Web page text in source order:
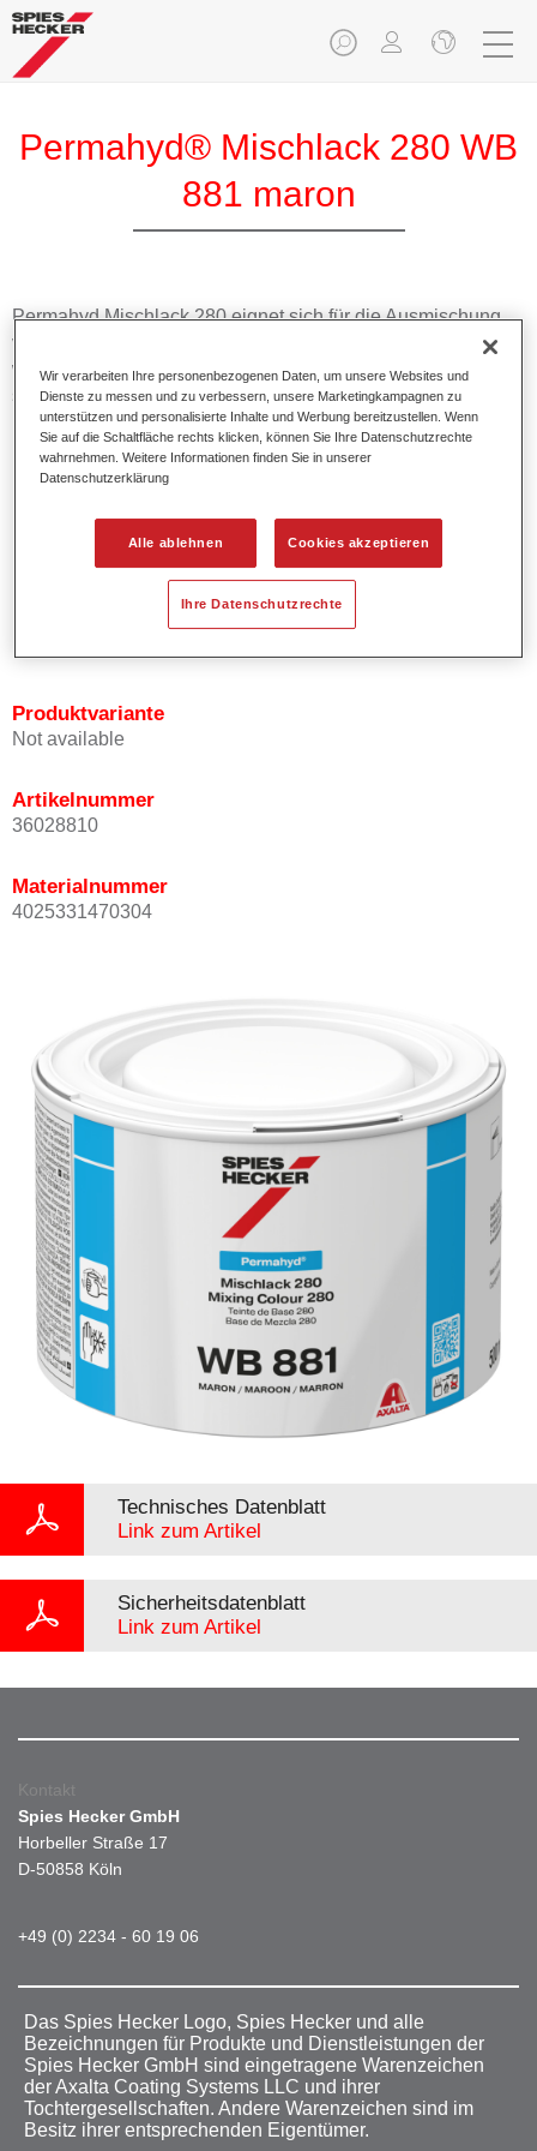
Permahyd® Mischlack 280 WB
881 maron
Permahyd Mischlack 280 eignet sich für die Ausmischung
von Permahyd Perlmutt Basislack 285, einem hochwertigen
wasserverdünnbaren Basislacksystem. Es basiert auf einer
speziellen PU-Dispersionstechnologie für Uni- und
Effektlackierungen.
Produktmerkmale
1,5 Spritzgängen.
Bietet ein gutes Standvermögen.
Verfügt über ein hohes Deckvermögen.
Besitzt eine hohe Farbtongenauigkeit.
Produktvariante
Not available
Artikelnummer
36028810
Materialnummer
4025331470304
Technisches Datenblatt
Link zum Artikel
Sicherheitsdatenblatt
Link zum Artikel
Kontakt
Spies Hecker GmbH
Horbeller Straße 17
D-50858 Köln
+49 (0) 2234 - 60 19 06
Das Spies Hecker Logo, Spies Hecker und alle
Bezeichnungen für Produkte und Dienstleistungen der
Spies Hecker GmbH sind eingetragene Warenzeichen
der Axalta Coating Systems LLC und ihrer
Tochtergesellschaften. Andere Warenzeichen sind im
Besitz ihrer entsprechenden Eigentümer.
Wir verarbeiten Ihre personenbezogenen Daten, um unsere Websites und
Dienste zu messen und zu verbessern, unsere Marketingkampagnen zu
unterstützen und personalisierte Inhalte und Werbung bereitzustellen. Wenn
Sie auf die Schaltfläche rechts klicken, können Sie Ihre Datenschutzrechte
wahrnehmen. Weitere Informationen finden Sie in unserer
Datenschutzerklärung
Alle ablehnen Cookies akzeptieren
Ihre Datenschutzrechte